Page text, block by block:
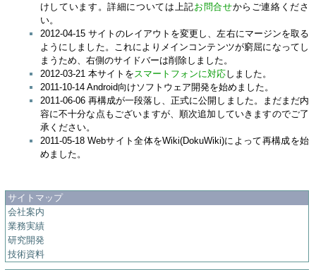
けしています。詳細については上記お問合せからご連絡くださ
い。
2012-04-15 サイトのレイアウトを変更し、左右にマージンを取る
ようにしました。これによりメインコンテンツが窮屈になってし
まうため、右側のサイドバーは削除しました。
2012-03-21 本サイトをスマートフォンに対応しました。
2011-10-14 Android向けソフトウェア開発を始めました。
2011-06-06 再構成が一段落し、正式に公開しました。まだまだ内
容に不十分な点もございますが、順次追加していきますのでご了
承ください。
2011-05-18 Webサイト全体をWiki(DokuWiki)によって再構成を始
めました。
サイトマップ
会社案内
業務実績
研究開発
技術資料